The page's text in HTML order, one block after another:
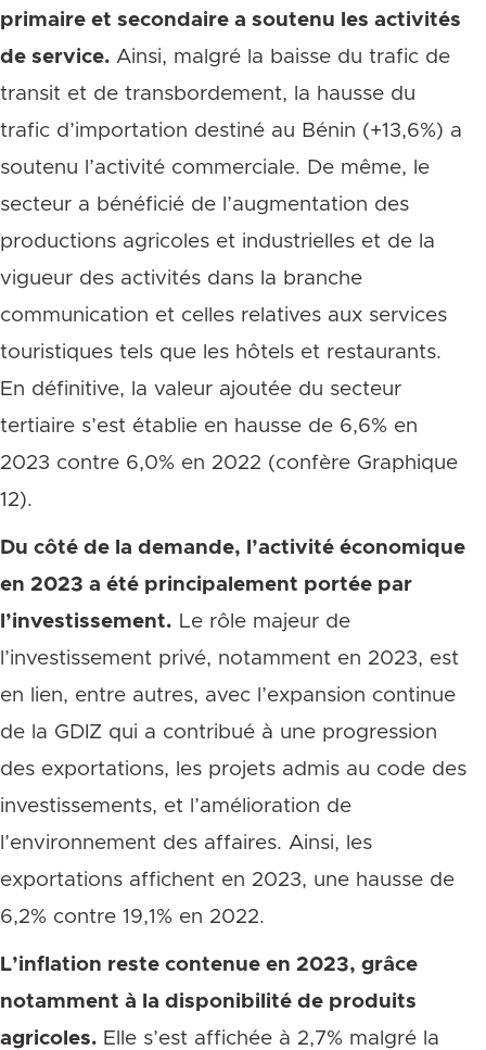
primaire et secondaire a soutenu les activités
de service. Ainsi, malgré la baisse du trafic de
transit et de transbordement, la hausse du
trafic d’importation destiné au Bénin (+13,6%) a
soutenu l’activité commerciale. De même, le
secteur a bénéficié de l’augmentation des
productions agricoles et industrielles et de la
vigueur des activités dans la branche
communication et celles relatives aux services
touristiques tels que les hôtels et restaurants.
En définitive, la valeur ajoutée du secteur
tertiaire s’est établie en hausse de 6,6% en
2023 contre 6,0% en 2022 (confère Graphique
12).
Du côté de la demande, l’activité économique
en 2023 a été principalement portée par
l’investissement. Le rôle majeur de
l’investissement privé, notamment en 2023, est
en lien, entre autres, avec l’expansion continue
de la GDIZ qui a contribué à une progression
des exportations, les projets admis au code des
investissements, et l’amélioration de
l’environnement des affaires. Ainsi, les
exportations affichent en 2023, une hausse de
6,2% contre 19,1% en 2022.
L’inflation reste contenue en 2023, grâce
notamment à la disponibilité de produits
agricoles. Elle s’est affichée à 2,7% malgré la